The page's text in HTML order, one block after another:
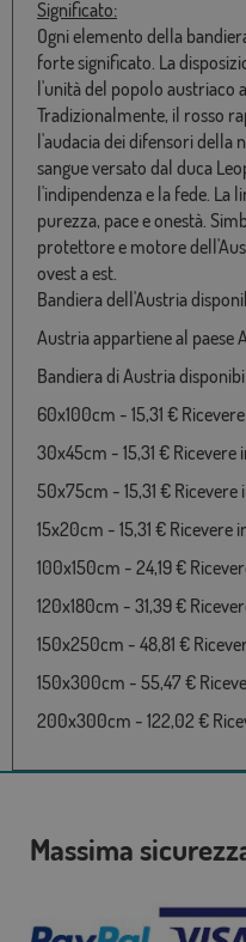
Significato:
Ogni elemento della
forte significato. La
l'unità del popolo austriaco
Tradizionalmente, il rosso
l'audacia dei difensori della
sangue versato dal duca
l'indipendenza e la fede. La
purezza, pace e onestà.
protettore e motore
ovest a est.
Bandiera dell'Austria
Austria appartiene al paese
Bandiera di Austria
60x100cm - 15,31 €
30x45cm - 15,31 € Ricevere
50x75cm - 15,31 € Ricevere
15x20cm - 15,31 € Ricevere
100x150cm - 24,19 €
120x180cm - 31,39 €
150x250cm - 48,81 €
150x300cm - 55,47 €
200x300cm - 122,02 €
Massima